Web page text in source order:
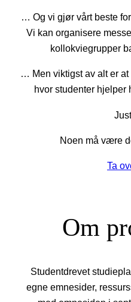
… Og vi gjør vårt beste
Vi kan organisere
kollokviegrupper
… Men viktigst av alt er
hvor studenter hjelper
Noen må være
Ta
Om
Studentdrevet
egne emnesider,